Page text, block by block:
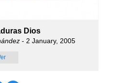
Dios
- 2 January, 2005